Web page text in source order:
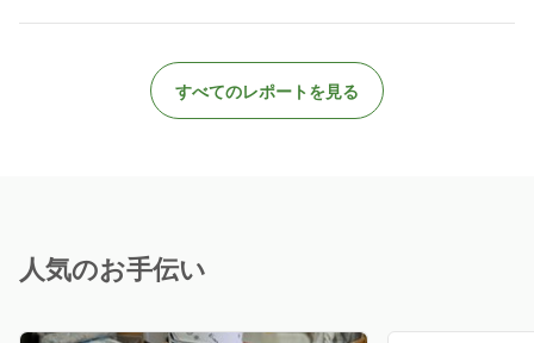
すべてのレポートを見る
人気のお手伝い